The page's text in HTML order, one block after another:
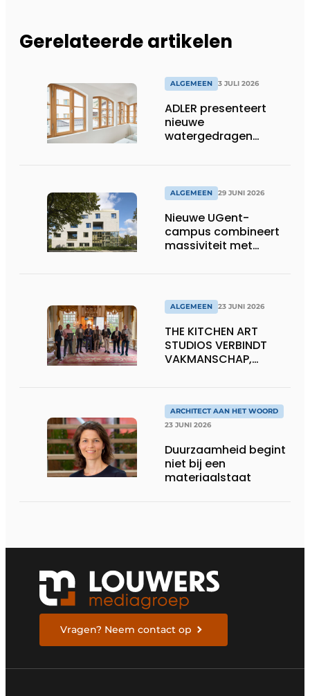
Gerelateerde artikelen
ALGEMEEN 3 JULI 2026
ADLER presenteert
nieuwe
watergedragen
ALGEMEEN 29 JUNI 2026
Nieuwe UGent-
campus combineert
massiviteit met
ALGEMEEN 23 JUNI 2026
THE KITCHEN ART
STUDIOS VERBINDT
VAKMANSCHAP,
DE LEEFKEUKEN VAN DE
TOEKOMST
ARCHITECT AAN HET WOORD
23 JUNI 2026
Duurzaamheid begint
niet bij een
materiaalstaat
Vragen? Neem contact op